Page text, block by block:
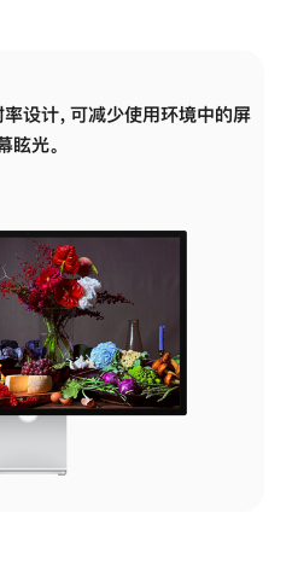
设计，可减少使用环境中的屏
眩光。